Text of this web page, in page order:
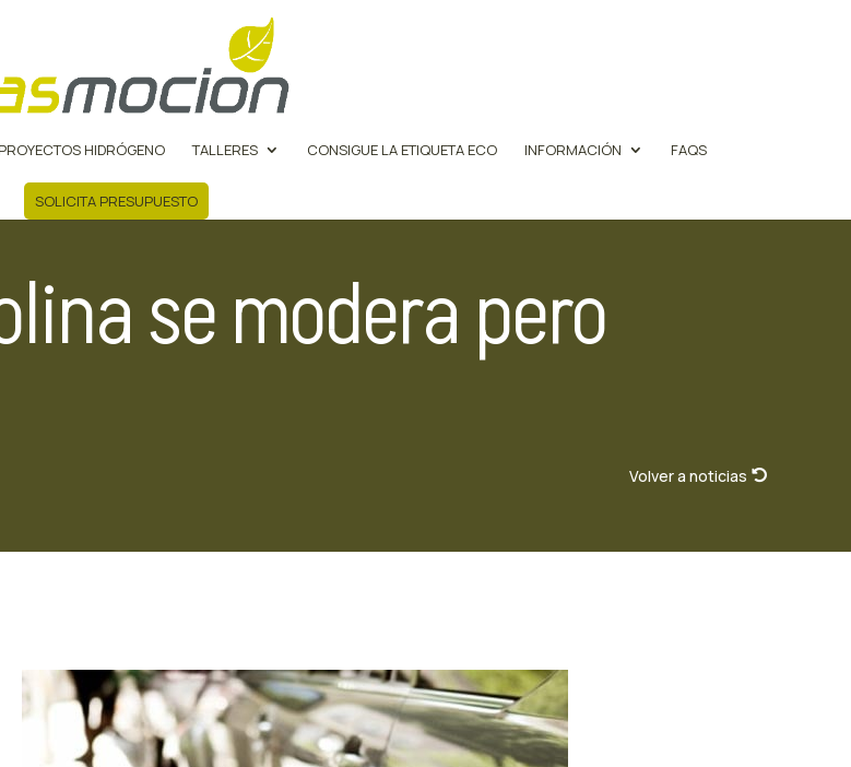
PROYECTOS HIDRÓGENO TALLERES CONSIGUE LA ETIQUETA ECO INFORMACIÓN FAQS
SOLICITA PRESUPUESTO
se modera pero
Volver a noticias